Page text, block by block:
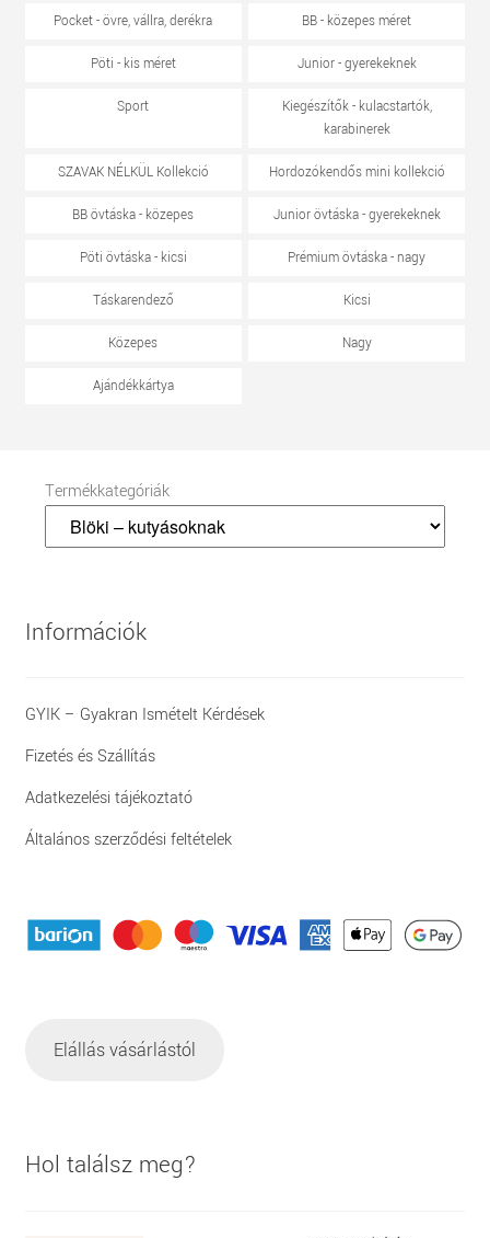
Pocket - övre, vállra, derékra BB - közepes méret
Pöti - kis méret Junior - gyerekeknek
Sport
Kiegészítők - kulacstartók,
karabinerek
SZAVAK NÉLKÜL Kollekció Hordozókendős mini kollekció
BB övtáska - közepes Junior övtáska - gyerekeknek
Pöti övtáska - kicsi Prémium övtáska - nagy
Táskarendező Kicsi
Közepes Nagy
Ajándékkártya
Termékkategóriák
Információk
GYIK – Gyakran Ismételt Kérdések
Fizetés és Szállítás
Adatkezelési tájékoztató
Általános szerződési feltételek
Elállás vásárlástól
Hol találsz meg?